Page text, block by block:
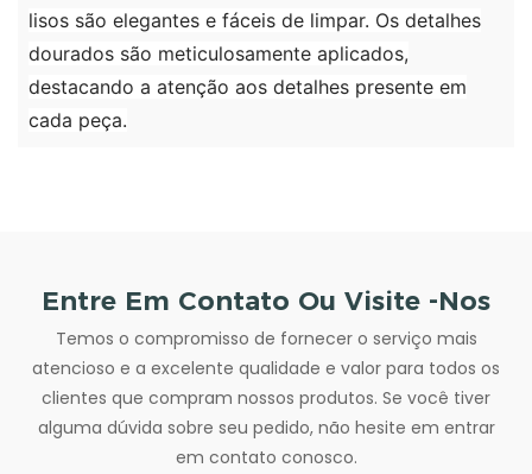
lisos são elegantes e fáceis de limpar. Os detalhes
dourados são meticulosamente aplicados,
destacando a atenção aos detalhes presente em
cada peça.
Entre Em Contato Ou Visite -nos
Temos o compromisso de fornecer o serviço mais
atencioso e a excelente qualidade e valor para todos os
clientes que compram nossos produtos. Se você tiver
alguma dúvida sobre seu pedido, não hesite em entrar
em contato conosco.